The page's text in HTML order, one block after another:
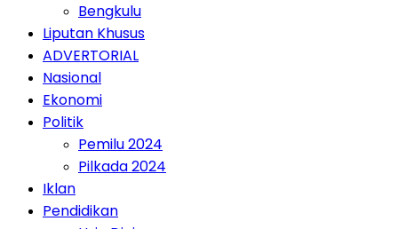
Bengkulu
Liputan Khusus
ADVERTORIAL
Nasional
Ekonomi
Politik
Pemilu 2024
Pilkada 2024
Iklan
Pendidikan